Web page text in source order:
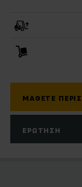
ΠΕΡΙΣΣΌΤΕΡΑ